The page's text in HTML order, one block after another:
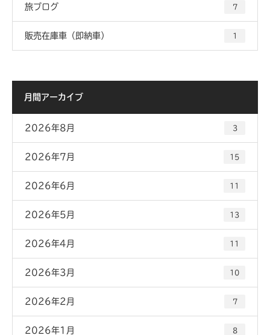
旅ブログ 7
販売在庫車（即納車） 1
月間アーカイブ
2026年8月 3
2026年7月 15
2026年6月 11
2026年5月 13
2026年4月 11
2026年3月 10
2026年2月 7
2026年1月 8